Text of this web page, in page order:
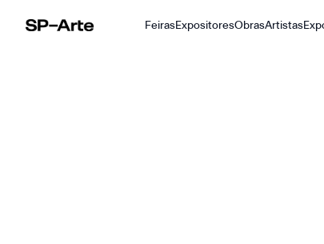
SP–Arte FeirasExpositoresObrasArtistas